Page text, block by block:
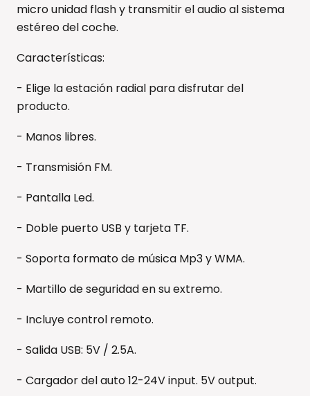
micro unidad flash y transmitir el audio al sistema
estéreo del coche.
Características:
- Elige la estación radial para disfrutar del
producto.
- Manos libres.
- Transmisión FM.
- Pantalla Led.
- Doble puerto USB y tarjeta TF.
- Soporta formato de música Mp3 y WMA.
- Martillo de seguridad en su extremo.
- Incluye control remoto.
- Salida USB: 5V / 2.5A.
- Cargador del auto 12-24V input. 5V output.